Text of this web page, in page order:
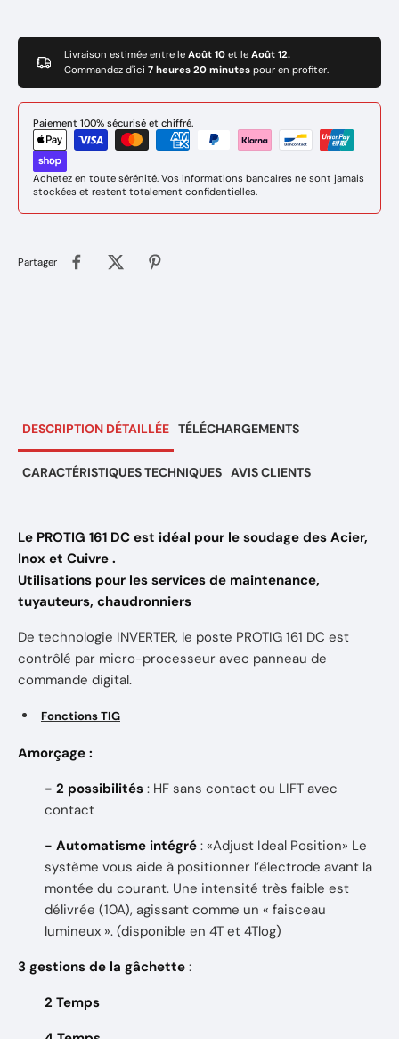
Poids de l'ensemble: 13,8 kg
Marque : GYS
Réference: 062054
Garantie de 2 ans
Livraison estimée entre le Août 10 et le Août 12.
Commandez d'ici 7 heures 20 minutes pour en profiter.
Paiement 100% sécurisé et chiffré.
Achetez en toute sérénité. Vos informations bancaires ne sont jamais
stockées et restent totalement confidentielles.
Partager
DESCRIPTION DÉTAILLÉE TÉLÉCHARGEMENTS
CARACTÉRISTIQUES TECHNIQUES AVIS CLIENTS
Le PROTIG 161 DC est idéal pour le soudage des Acier,
Inox et Cuivre .
Utilisations pour les services de maintenance,
tuyauteurs, chaudronniers
De technologie INVERTER, le poste PROTIG 161 DC est
contrôlé par micro-processeur avec panneau de
commande digital.
Fonctions TIG
Amorçage :
- 2 possibilités : HF sans contact ou LIFT avec
contact
- Automatisme intégré : «Adjust Ideal Position» Le
système vous aide à positionner l’électrode avant la
montée du courant. Une intensité très faible est
délivrée (10A), agissant comme un « faisceau
lumineux ». (disponible en 4T et 4Tlog)
3 gestions de la gâchette :
2 Temps